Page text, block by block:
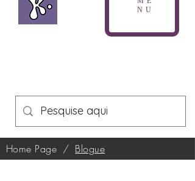
NU
Home Page / Blogue